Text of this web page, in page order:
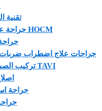
تقنية
جراحة علاج تضخم عضلة القلب HOCM
جراحات علاج اضطراب ضربات
تركيب الصمام الاورطي بالقسطره TAVI
جراحة